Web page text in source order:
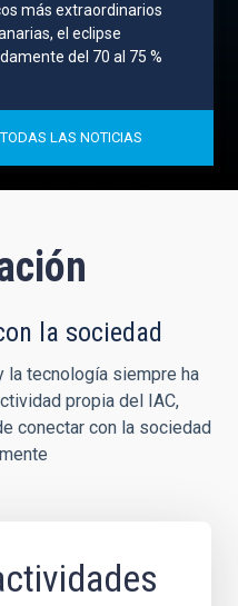
más extraordinarios
el eclipse
del 70 al 75 %
LAS NOTICIAS
la sociedad
la tecnología siempre ha
propia del IAC,
conectar con la sociedad